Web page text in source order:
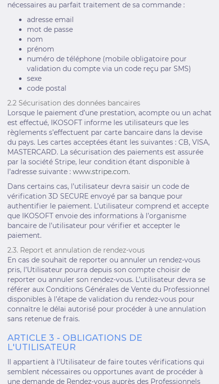
nécessaires au parfait traitement de sa commande :
adresse email
mot de passe
nom
prénom
numéro de téléphone (mobile obligatoire pour
validation du compte via un code reçu par SMS)
sexe
code postal
2.2 Sécurisation des données bancaires
Lorsque le paiement d’une prestation, acompte ou un achat
est effectué, IKOSOFT informe les utilisateurs que les
règlements s’effectuent par carte bancaire dans la devise
du pays. Les cartes acceptées étant les suivantes : CB, VISA,
MASTERCARD. La sécurisation des paiements est assurée
par la société Stripe, leur condition étant disponible à
l’adresse suivante : www.stripe.com.
Dans certains cas, l’utilisateur devra saisir un code de
vérification 3D SECURE envoyé par sa banque pour
authentifier le paiement. L’utilisateur comprend et accepte
que IKOSOFT envoie des informations à l’organisme
bancaire de l’utilisateur pour vérifier et accepter le
paiement.
2.3. Report et annulation de rendez-vous
En cas de souhait de reporter ou annuler un rendez-vous
pris, l’Utilisateur pourra depuis son compte choisir de
reporter ou annuler son rendez-vous. L’utilisateur devra se
référer aux Conditions Générales de Vente du Professionnel
disponibles à l’étape de validation du rendez-vous pour
connaître le délai autorisé pour procéder à une annulation
sans retenue de frais.
ARTICLE 3 - OBLIGATIONS DE
L'UTILISATEUR
Il appartient à l'Utilisateur de faire toutes vérifications qui
semblent nécessaires ou opportunes avant de procéder à
une demande de Rendez-vous auprès des Professionnels